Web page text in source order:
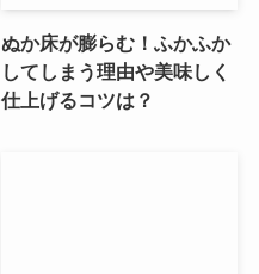
ぬか床が膨らむ！ふかふか
してしまう理由や美味しく
仕上げるコツは？